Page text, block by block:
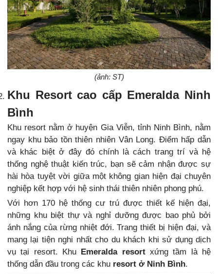
(ảnh: ST)
Khu Resort cao cấp Emeralda Ninh
Bình
Khu resort nằm ở huyện Gia Viễn, tỉnh Ninh Bình, nằm
ngay khu bảo tồn thiên nhiên Vân Long. Điểm hấp dẫn
và khác biệt ở đây đó chính là cách trang trí và hệ
thống nghệ thuật kiến trúc, bạn sẽ cảm nhận được sự
hài hòa tuyệt vời giữa một không gian hiện đại chuyên
nghiệp kết hợp với hệ sinh thái thiên nhiên phong phú.
Với hơn 170 hệ thống cư trú được thiết kế hiện đại,
những khu biệt thự và nghỉ dưỡng được bao phủ bởi
ánh nắng của rừng nhiệt đới. Trang thiết bị hiện đại, và
mang lại tiện nghi nhất cho du khách khi sử dụng dịch
vụ tại resort. Khu Emeralda resortxứng tầm là hệ
thống dẫn đầu trong các khu resort ở Ninh Bình.